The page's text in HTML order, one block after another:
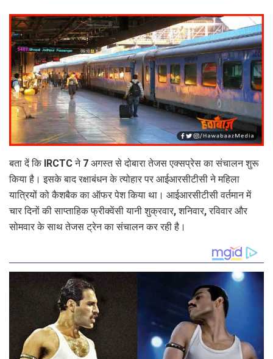
बता दें कि IRCTC ने 7 अगस्त से दोबारा तेजस एक्सप्रेस का संचालन शुरू
किया है। इसके बाद रक्षाबंधन के त्योहार पर आईआरसीटीसी ने महिला
यात्रियों को कैशबैक का ऑफर पेश किया था। आईआरसीटीसी वर्तमान में
चार दिनों की साप्ताहिक फ्रीक्वेंसी यानी शुक्रवार, शनिवार, रविवार और
सोमवार के साथ तेजस ट्रेन का संचालन कर रही है।